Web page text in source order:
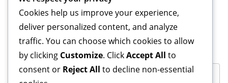
Your email address will not be published.
fields are marked
*
Comment*
Cookies help us improve your experience,
deliver personalized content, and analyze
traffic. You can choose which cookies to allow
by clicking Customize. ClickAccept All to
consent or Reject All to decline non-essential